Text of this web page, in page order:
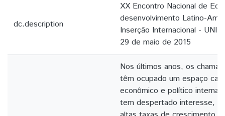
dc.description
XX Encontro Nacional de
desenvolvimento Latino-
Inserção Internacional -
29 de maio de 2015
Nos últimos anos, os
têm ocupado um espaço
econômico e político
tem despertado interesse,